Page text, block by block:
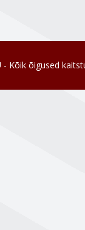
Kõik õigused